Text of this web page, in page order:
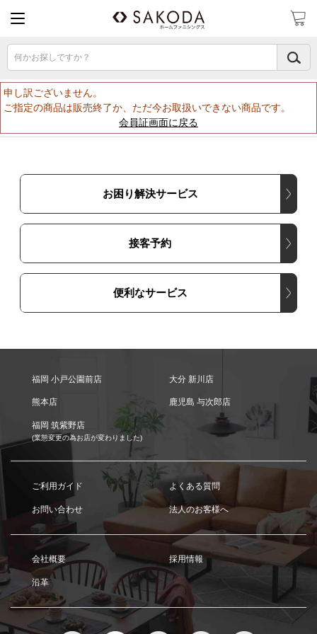
何かお探しですか？
申し訳ございません。
ご指定の商品は販売終了か、ただ今お取扱いできない商品です。
会員証画面に戻る
お困り解決サービス
接客予約
便利なサービス
福岡 小戸公園前店 大分 新川店
熊本店 鹿児島 与次郎店
福岡 筑紫野店
(業態変更の為お店が変わりました)
ご利用ガイド よくある質問
お問い合わせ 法人のお客様へ
会社概要 採用情報
沿革